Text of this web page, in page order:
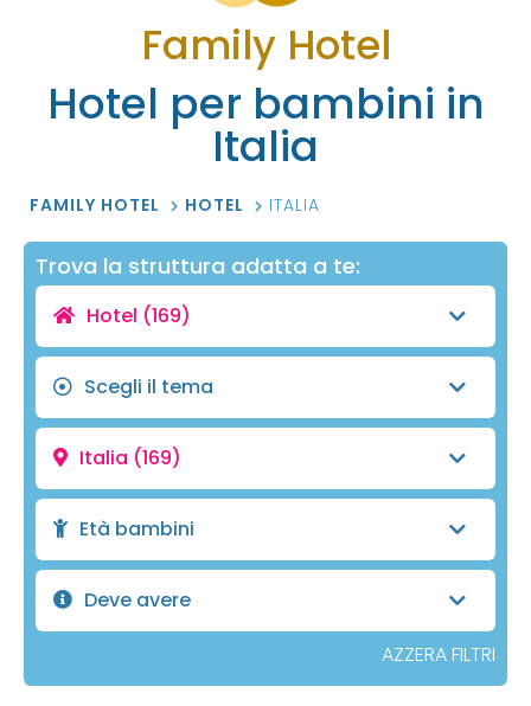
Family Hotel
Hotel per bambini in
Italia
FAMILY HOTEL HOTEL ITALIA
Trova la struttura adatta a te:
Hotel (169)
Scegli il tema
Italia (169)
Età bambini
Deve avere
AZZERA FILTRI